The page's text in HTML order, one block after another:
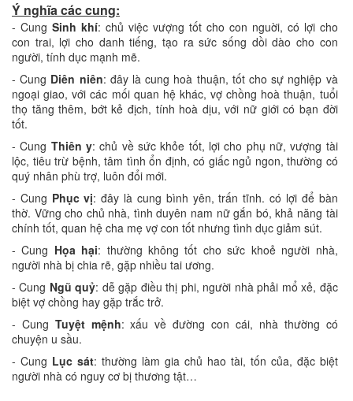
Ý nghĩa các cung:
- Cung Sinh khí: chủ việc vượng tốt cho con nguời, có lợi cho
con trai, lợi cho danh tiếng, tạo ra sức sống dồi dào cho con
người, tính dục mạnh mẽ.
- Cung Diên niên: đây là cung hoà thuận, tốt cho sự nghiệp và
ngoại giao, với các mối quan hệ khác, vợ chồng hoà thuận, tuổi
thọ tăng thêm, bớt kẻ địch, tính hoà dịu, với nữ giới có bạn đời
tốt.
- Cung Thiên y: chủ về sức khỏe tốt, lợi cho phụ nữ, vượng tài
lộc, tiêu trừ bệnh, tâm tình ổn định, có giấc ngủ ngon, thường có
quý nhân phù trợ, luôn đổi mới.
- Cung Phục vị: đây là cung bình yên, trấn tĩnh. có lợi để bàn
thờ. Vững cho chủ nhà, tình duyên nam nữ gắn bó, khả năng tài
chính tốt, quan hệ cha mẹ vợ con tốt nhưng tình dục giảm sút.
- Cung Họa hại: thường không tốt cho sức khoẻ người nhà,
người nhà bị chia rẽ, gặp nhiều tai ương.
- Cung Ngũ quỷ: dễ gặp điều thị phi, người nhà phải mổ xẻ, đặc
biệt vợ chồng hay gặp trắc trở.
- Cung Tuyệt mệnh: xấu về đường con cái, nhà thường có
chuyện u sầu.
- Cung Lục sát: thường làm gia chủ hao tài, tốn của, đặc biệt
người nhà có nguy cơ bị thương tật…